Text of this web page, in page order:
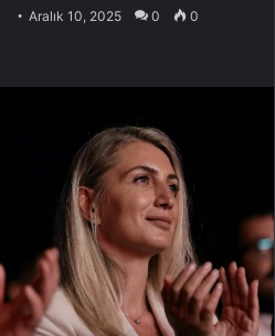
Aralık 10, 2025 0 0